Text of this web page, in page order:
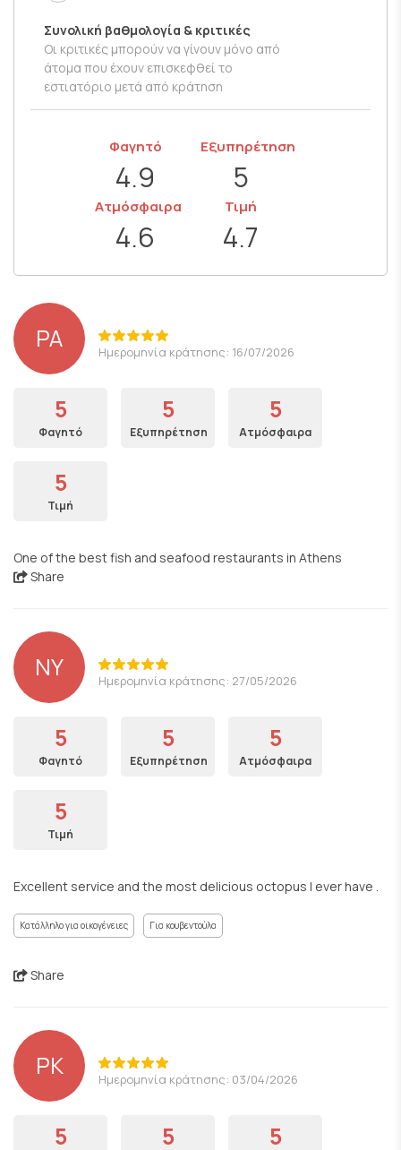
Συνολική βαθμολογία & κριτικές
Οι κριτικές μπορούν να γίνουν μόνο από
άτομα που έχουν επισκεφθεί το
εστιατόριο μετά από κράτηση
Φαγητό
4.9
Εξυπηρέτηση
5
Ατμόσφαιρα
4.6
Τιμή
4.7
PA Ημερομηνία κράτησης: 16/07/2026
5
Φαγητό
5
Εξυπηρέτηση
5
Ατμόσφαιρα
5
Τιμή
One of the best fish and seafood restaurants in Athens
Share
NY Ημερομηνία κράτησης: 27/05/2026
5
Φαγητό
5
Εξυπηρέτηση
5
Ατμόσφαιρα
5
Τιμή
Excellent service and the most delicious octopus I ever have .
Κατάλληλο για οικογένειες Για κουβεντούλα
Share
PK Ημερομηνία κράτησης: 03/04/2026
5 5 5